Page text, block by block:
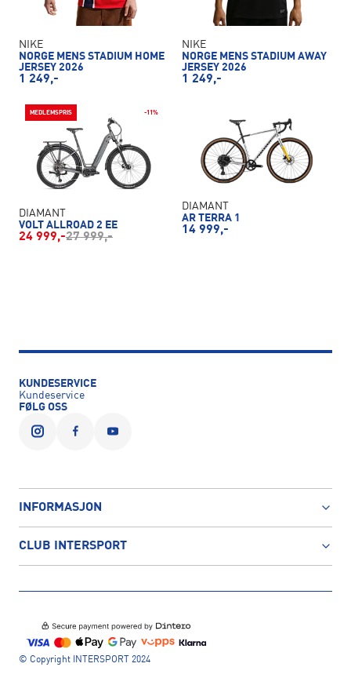
NIKE
NORGE MENS STADIUM HOME
JERSEY 2026
1 249,-
NIKE
NORGE MENS STADIUM AWAY
JERSEY 2026
1 249,-
MEDLEMSPRIS -11%
DIAMANT
VOLT ALLROAD 2 EE
24 999,-27 999,-
DIAMANT
AR TERRA 1
14 999,-
KUNDESERVICE
Kundeservice
FØLG OSS
INFORMASJON
CLUB INTERSPORT
© Copyright INTERSPORT 2024